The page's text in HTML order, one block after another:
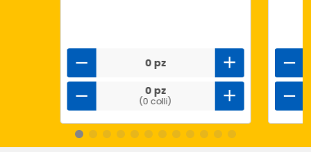
0 pz
0 pz
(0 colli)